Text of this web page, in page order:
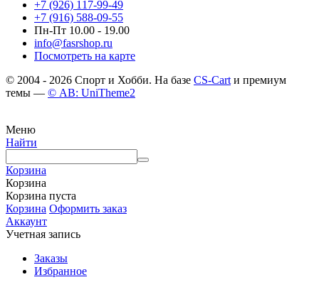
+7 (926) 117-99-49
+7 (916) 588-09-55
Пн-Пт 10.00 - 19.00
info@fasrshop.ru
Посмотреть на карте
© 2004 - 2026 Спорт и Хобби. На базе CS-Cart и премиум
темы — © AB: UniTheme2
Меню
Найти
Корзина
Корзина
Корзина пуста
Корзина Оформить заказ
Аккаунт
Учетная запись
Заказы
Избранное